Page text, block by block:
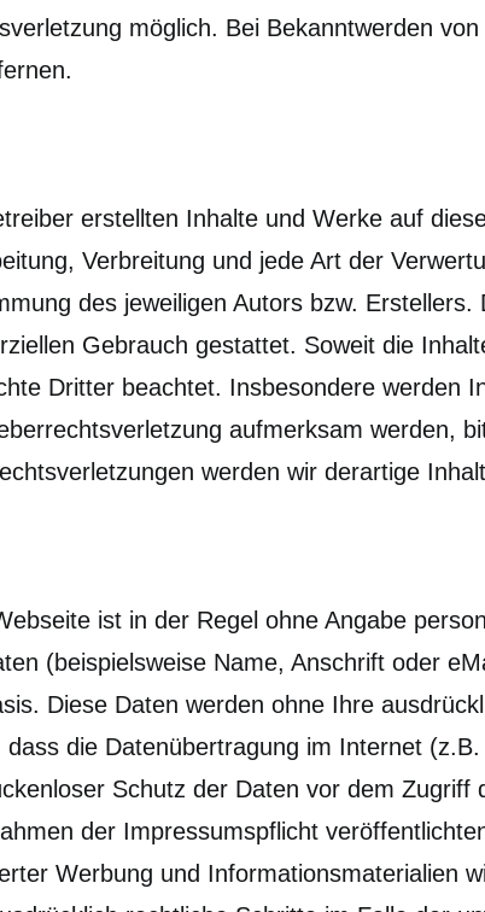
möglich. Bei Bekanntwerden
erstellten Inhalte und Werke auf
Verbreitung und jede Art der
des jeweiligen Autors bzw.
Gebrauch gestattet. Soweit die
Dritter beachtet. Insbesondere werden
aufmerksam werden,
werden wir derartige
ist in der Regel ohne Angabe
(beispielsweise Name, Anschrift oder
Diese Daten werden ohne Ihre
die Datenübertragung im Internet
Schutz der Daten vor dem Zugriff
der Impressumspflicht
Werbung und Informationsmaterialien